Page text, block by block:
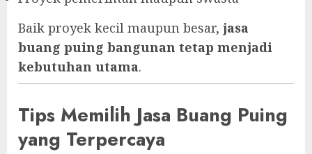
Baik proyek kecil maupun besar, jasa
buang puing bangunan tetap menjadi
kebutuhan utama.
Tips Memilih Jasa Buang Puing
yang Terpercaya